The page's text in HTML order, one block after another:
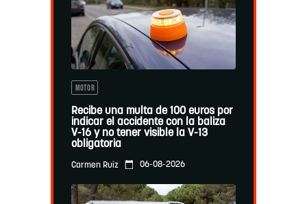
MOTOR
Recibe una multa de 100 euros por
indicar el accidente con la baliza
V-16 y no tener visible la V-13
obligatoria
Carmen Ruiz 06-08-2026